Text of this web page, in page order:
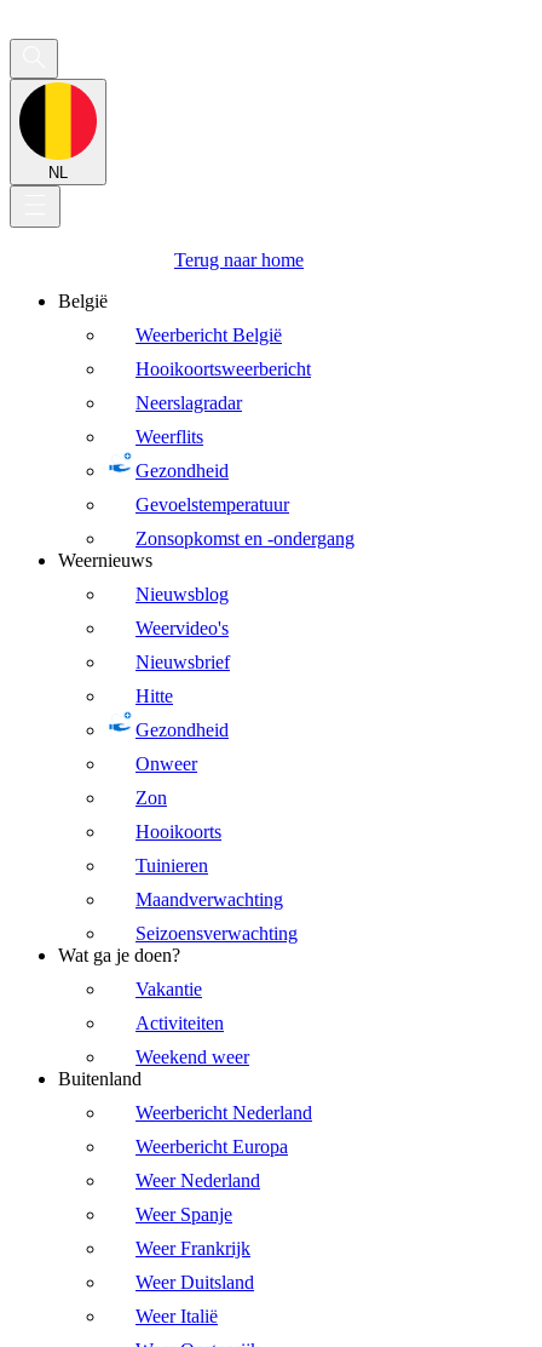
NL
Terug naar home
België
Weerbericht België
Hooikoortsweerbericht
Neerslagradar
Weerflits
Gezondheid
Gevoelstemperatuur
Zonsopkomst en -ondergang
Weernieuws
Nieuwsblog
Weervideo's
Nieuwsbrief
Hitte
Gezondheid
Onweer
Zon
Hooikoorts
Tuinieren
Maandverwachting
Seizoensverwachting
Wat ga je doen?
Vakantie
Activiteiten
Weekend weer
Buitenland
Weerbericht Nederland
Weerbericht Europa
Weer Nederland
Weer Spanje
Weer Frankrijk
Weer Duitsland
Weer Italië